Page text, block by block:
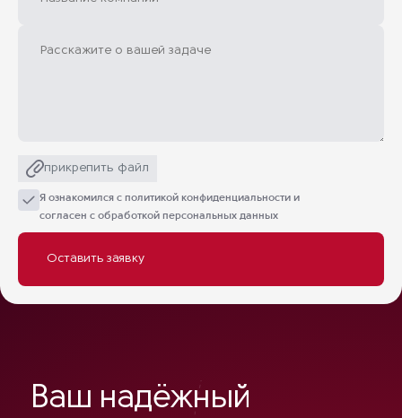
прикрепить файл
Я ознакомился с политикой конфиденциальности и
согласен с обработкой персональных данных
Ваш надёжный